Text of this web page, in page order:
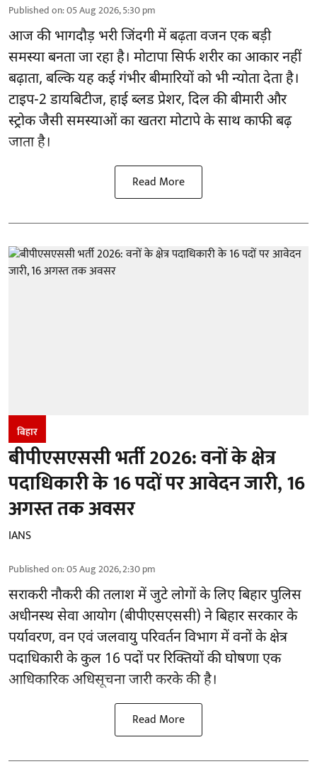
Published on:05 Aug 2026, 5:30 pm
आज की भागदौड़ भरी जिंदगी में बढ़ता वजन एक बड़ी
समस्या बनता जा रहा है। मोटापा सिर्फ शरीर का आकार नहीं
बढ़ाता, बल्कि यह कई गंभीर बीमारियों को भी न्योता देता है।
टाइप-2 डायबिटीज, हाई ब्लड प्रेशर, दिल की बीमारी और
स्ट्रोक जैसी समस्याओं का खतरा मोटापे के साथ काफी बढ़
जाता है।
Read More
बिहार
बीपीएसएससी भर्ती 2026: वनों के क्षेत्र
पदाधिकारी के 16 पदों पर आवेदन जारी, 16
अगस्त तक अवसर
IANS
Published on:05 Aug 2026, 2:30 pm
सराकरी नौकरी की तलाश में जुटे लोगों के लिए बिहार पुलिस
अधीनस्थ सेवा आयोग (बीपीएसएससी) ने बिहार सरकार के
पर्यावरण, वन एवं जलवायु परिवर्तन विभाग में वनों के क्षेत्र
पदाधिकारी के कुल 16 पदों पर रिक्तियों की घोषणाएक
आधिकारिक अधिसूचना जारी करके की है।
Read More